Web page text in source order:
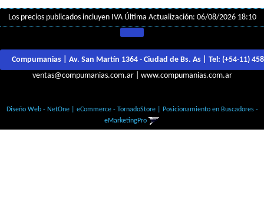
Los precios publicados incluyen IVA Última Actualización: 06/08/2026 18:10
Compumanias | Av. San Martín 1364 - Ciudad de Bs. As | Tel: (+54-11)
ventas@compumanias.com.ar| www.compumanias.com.ar
Diseño Web - NetOne| eCommerce - TornadoStore| Posicionamiento en Buscadores -
eMarketingPro